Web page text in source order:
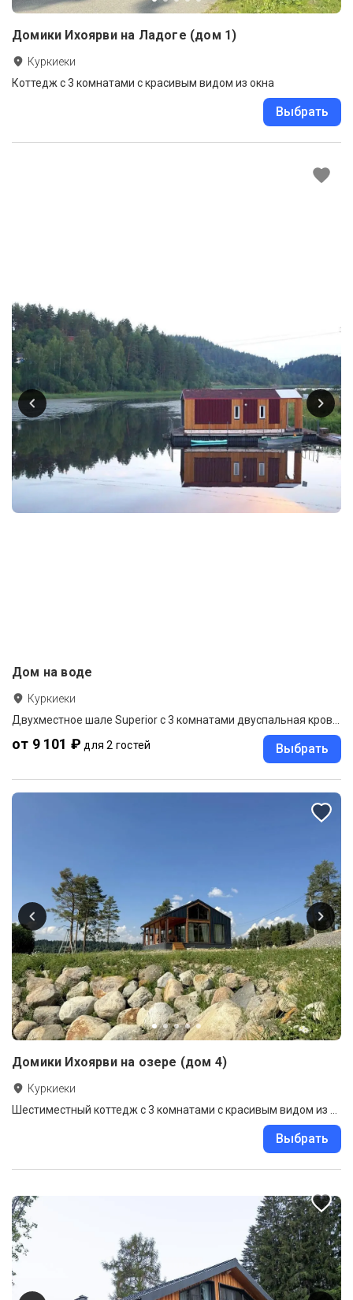
Домики Ихоярви на Ладоге (дом 1)
Куркиеки
Коттедж с 3 комнатами с красивым видом из окна
Выбрать
Дом на воде
Куркиеки
Двухместное шале Superior с 3 комнатами двуспальная кровать
от 9 101 ₽ для 2 гостей Выбрать
Домики Ихоярви на озере (дом 4)
Куркиеки
Выбрать